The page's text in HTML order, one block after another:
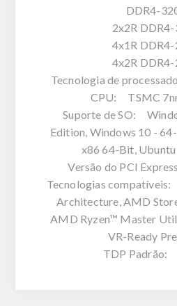
DDR4-
2x2R
4x1R
4x2R
Tecnologia de
CPU: TSMC
Suporte de SO:
Edition, Windows 10 -
x86 64-Bit,
Versão do PCI
Tecnologias
Architecture, AMD
AMD Ryzen™ Master
VR-Ready
TDP Padrão: